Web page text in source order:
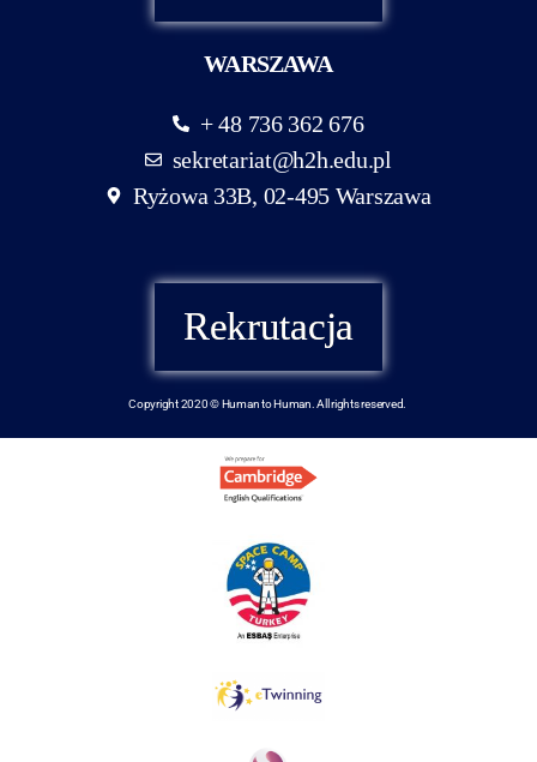
WARSZAWA
+ 48 736 362 676
sekretariat@h2h.edu.pl
Ryżowa 33B, 02-495 Warszawa
Rekrutacja
Copyright 2020 © Human to Human. All rights reserved.